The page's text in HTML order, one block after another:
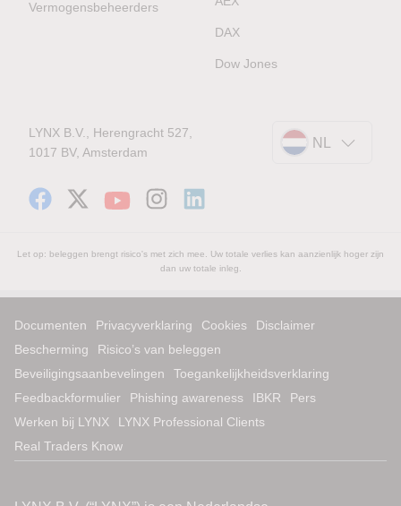
Vermogensbeheerders
DAX
Dow Jones
LYNX B.V., Herengracht 527,
1017 BV, Amsterdam
NL
Let op: beleggen brengt risico's met zich mee. Uw totale verlies kan aanzienlijk hoger zijn
dan uw totale inleg.
Documenten Privacyverklaring Cookies
Disclaimer
Bescherming
Risico’s van beleggen
Beveiligingsaanbevelingen
Toegankelijkheidsverklaring
Feedbackformulier
Phishing awareness IBKR
Pers
Werken bij LYNX
LYNX Professional Clients
Real Traders Know